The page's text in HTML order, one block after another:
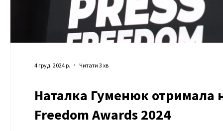
Наталка Гуменюк отримала
Freedom Awards 2024
4 груд. 2024 р. Читати 3 хв